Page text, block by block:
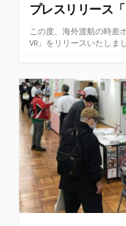
プレスリリース
この度、海外渡航の時差
VR」をリリースいたしま